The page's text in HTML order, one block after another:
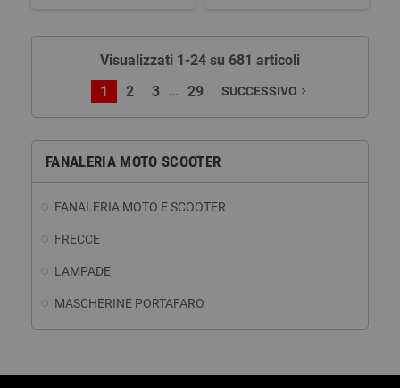
FANALERIA MOTO SCOOTER
FANALERIA MOTO E SCOOTER
FRECCE
LAMPADE
MASCHERINE PORTAFARO
Visualizzati 1-24 su 681 articoli
1
2 3 … 29 SUCCESSIVO navigate_next